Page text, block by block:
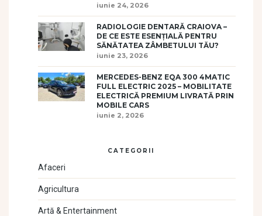
iunie 24, 2026
RADIOLOGIE DENTARĂ CRAIOVA –
DE CE ESTE ESENȚIALĂ PENTRU
SĂNĂTATEA ZÂMBETULUI TĂU?
iunie 23, 2026
MERCEDES-BENZ EQA 300 4MATIC
FULL ELECTRIC 2025 – MOBILITATE
ELECTRICĂ PREMIUM LIVRATĂ PRIN
MOBILE CARS
iunie 2, 2026
CATEGORII
Afaceri
Agricultura
Artă & Entertainment